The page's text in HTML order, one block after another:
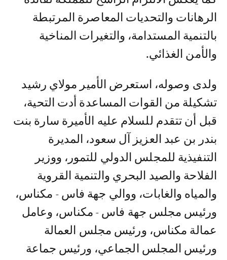
الرهانات والتحديات المعاصرة المرتبطة
بالتنمية المستدامة، والتغيرات المناخية
والأمن الغذائي.
ولدى وصوله، استعرض الأمير مولاي رشيد
تشكيلة من القوات المساعدة أدت التحية،
قبل أن تتقدم للسلام عليه الأميرة سارة بنت
بندر بن عبد العزيز آل سعود، المديرة
التنفيذية للمجلس الدولي للتمور، ووزير
الفلاحة والصيد البحري والتنمية القروية
والمياه والغابات، ووالي جهة فاس - مكناس،
ورئيس مجلس جهة فاس - مكناس، وعامل
عمالة مكناس، ورئيس مجلس العمالة
ورئيس المجلس الجماعي، ورئيس جماعة